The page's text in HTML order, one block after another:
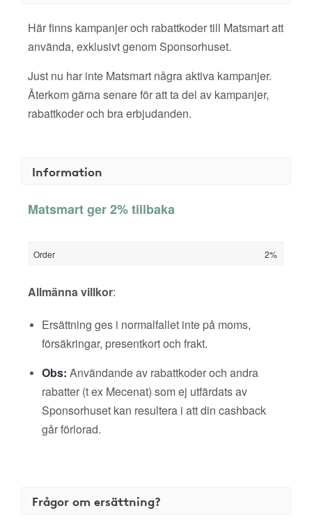
Här finns kampanjer och rabattkoder till Matsmart att
använda, exklusivt genom Sponsorhuset.
Just nu har inte Matsmart några aktiva kampanjer.
Återkom gärna senare för att ta del av kampanjer,
rabattkoder och bra erbjudanden.
Information
Matsmart ger 2% tillbaka
Order 2%
Allmänna villkor:
Ersättning ges i normalfallet inte på moms,
försäkringar, presentkort och frakt.
Obs: Användande av rabattkoder och andra
rabatter (t ex Mecenat) som ej utfärdats av
Sponsorhuset kan resultera i att din cashback
går förlorad.
Frågor om ersättning?